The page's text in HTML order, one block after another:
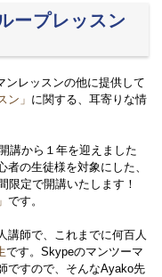
ープレッスン
ンレッスンの他に提供して
ン」 に関する、耳寄りな情
講から１年を迎えました
の生徒様を対象にした、
限定で開講いたします！
です。
講師で、これまでに何百人
です。Skypeのマンツーマ
ですので、そんなAyako先